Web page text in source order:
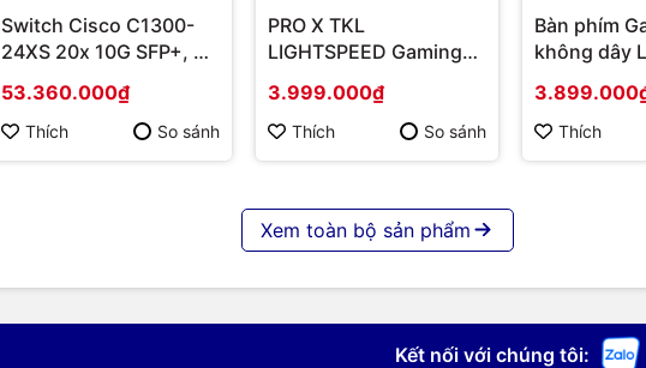
Switch Cisco C1300-
24XS 20x 10G SFP+, 4x
combo | Hàng chính
hãng
53.360.000₫
Thích So sánh
PRO X TKL
LIGHTSPEED Gaming
(Switch Tactile) | Hàng
chính hãng
3.999.000₫
Thích So sánh
Bàn phím
không dây
đen Tactile
920-
chính hãng
Thích
Xem toàn bộ sản phẩm
Kết nối với chúng tôi: